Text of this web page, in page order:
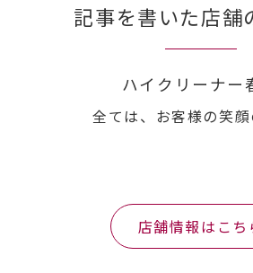
記事を書いた店舗
ハイクリーナー
全ては、お客様の笑
店舗情報はこち